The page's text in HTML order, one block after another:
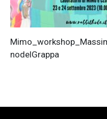
nodelGrappa